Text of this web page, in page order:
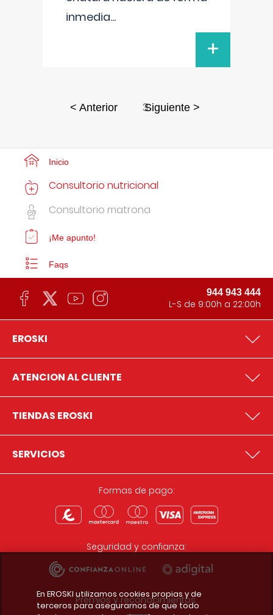
inmedia...
+
< Anterior 3Siguiente >
Inicio
Consultorio nutricional
Consultorio matrona
¡Me apunto!
Faqs
944 943 444
L-S de 9:00h a 22:00h
EROSKI
ATENCION AL CLIENTE
TIENDAS EROSKI
SERVICIOS
Formas de pago:
Seguridad y confianza:
Premios y reconocimientos:
En EROSKI utilizamos cookies propias y de
terceros para asegurarnos de que todo